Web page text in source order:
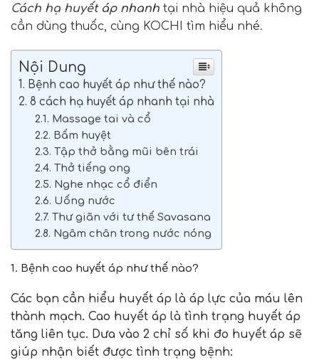
Cách hạ huyết áp nhanh tại nhà hiệu quả không
cần dùng thuốc, cùng KOCHI tìm hiểu nhé.
Nội Dung
1. Bệnh cao huyết áp như thế nào?
2. 8 cách hạ huyết áp nhanh tại nhà
2.1. Massage tai và cổ
2.2. Bấm huyệt
2.3. Tập thở bằng mũi bên trái
2.4. Thở tiếng ong
2.5. Nghe nhạc cổ điển
2.6. Uống nước
2.7. Thư giãn với tư thế Savasana
2.8. Ngâm chân trong nước nóng
1. Bệnh cao huyết áp như thế nào?
Các bạn cần hiểu huyết áp là áp lực của máu lên
thành mạch. Cao huyết áp là tình trạng huyết áp
tăng liên tục. Dưa vào 2 chỉ số khi đo huyết áp sẽ
giúp nhận biết được tình trạng bệnh: